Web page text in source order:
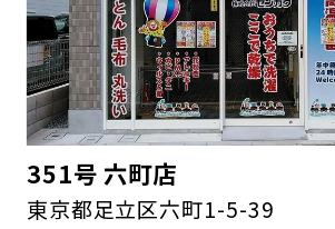
351号 六町店
東京都足立区六町1-5-39